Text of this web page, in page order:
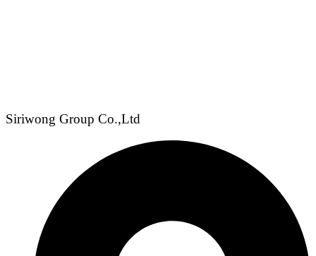
Siriwong Group Co.,Ltd